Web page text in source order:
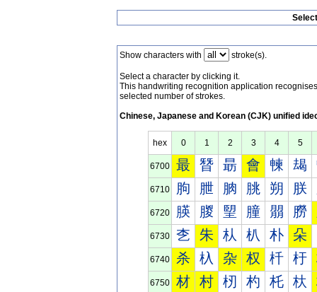
Show characters with stroke(s).
Select a character by clicking it.
This handwriting recognition application
selected number of strokes.
Chinese, Japanese and Korean (CJK) unified
hex 0 1 2 3 4 5
6700 最 朁 朂 會 朄 朅
6710 朐 朑 朒 朓 朔 朕
6720 朠 朡 朢 朣 朤 朥
6730 朰 朱 朲 朳 朴 朵
6740 杀 杁 杂 权 杄 杅
6750 材 村 杒 杓 杔 杕